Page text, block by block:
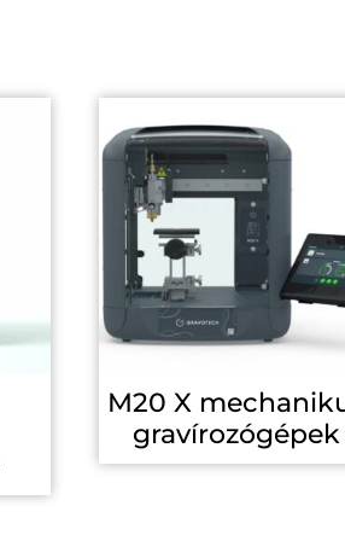
M20 X
gravírozógépek